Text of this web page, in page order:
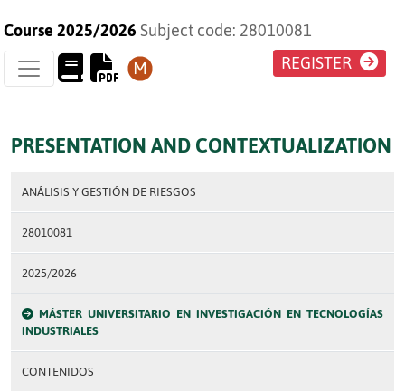
Course 2025/2026 Subject code: 28010081
REGISTER
PRESENTATION AND CONTEXTUALIZATION
ANÁLISIS Y GESTIÓN DE RIESGOS
28010081
2025/2026
MÁSTER UNIVERSITARIO EN INVESTIGACIÓN EN TECNOLOGÍAS
INDUSTRIALES
CONTENIDOS